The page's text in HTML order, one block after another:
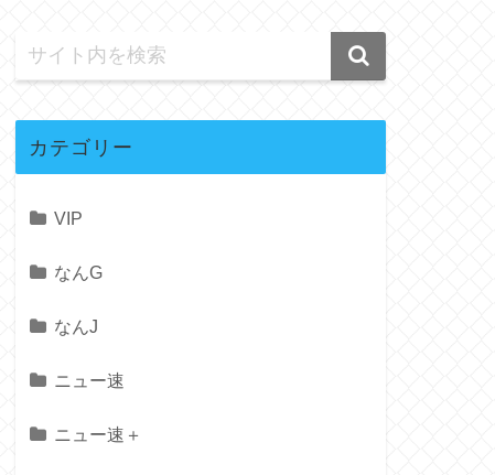
カテゴリー
VIP
なんG
なんJ
ニュー速
ニュー速＋